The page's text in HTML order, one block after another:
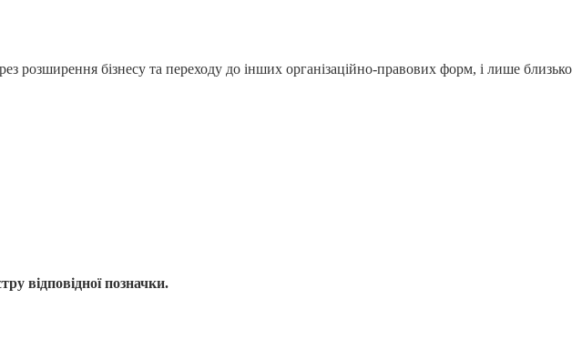
розширення бізнесу та переходу до інших організаційно-правових форм, і лише близько
відповідної позначки.